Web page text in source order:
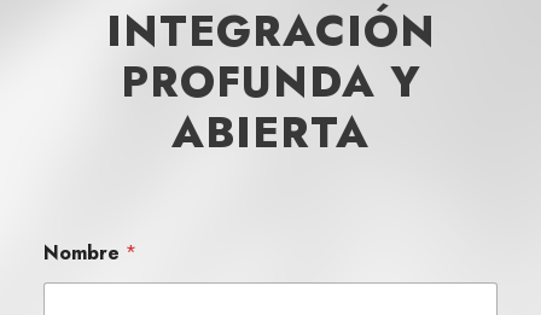
INTEGRACIÓN
PROFUNDA Y
ABIERTA
Nombre *